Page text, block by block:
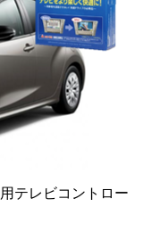
テレビコントロー